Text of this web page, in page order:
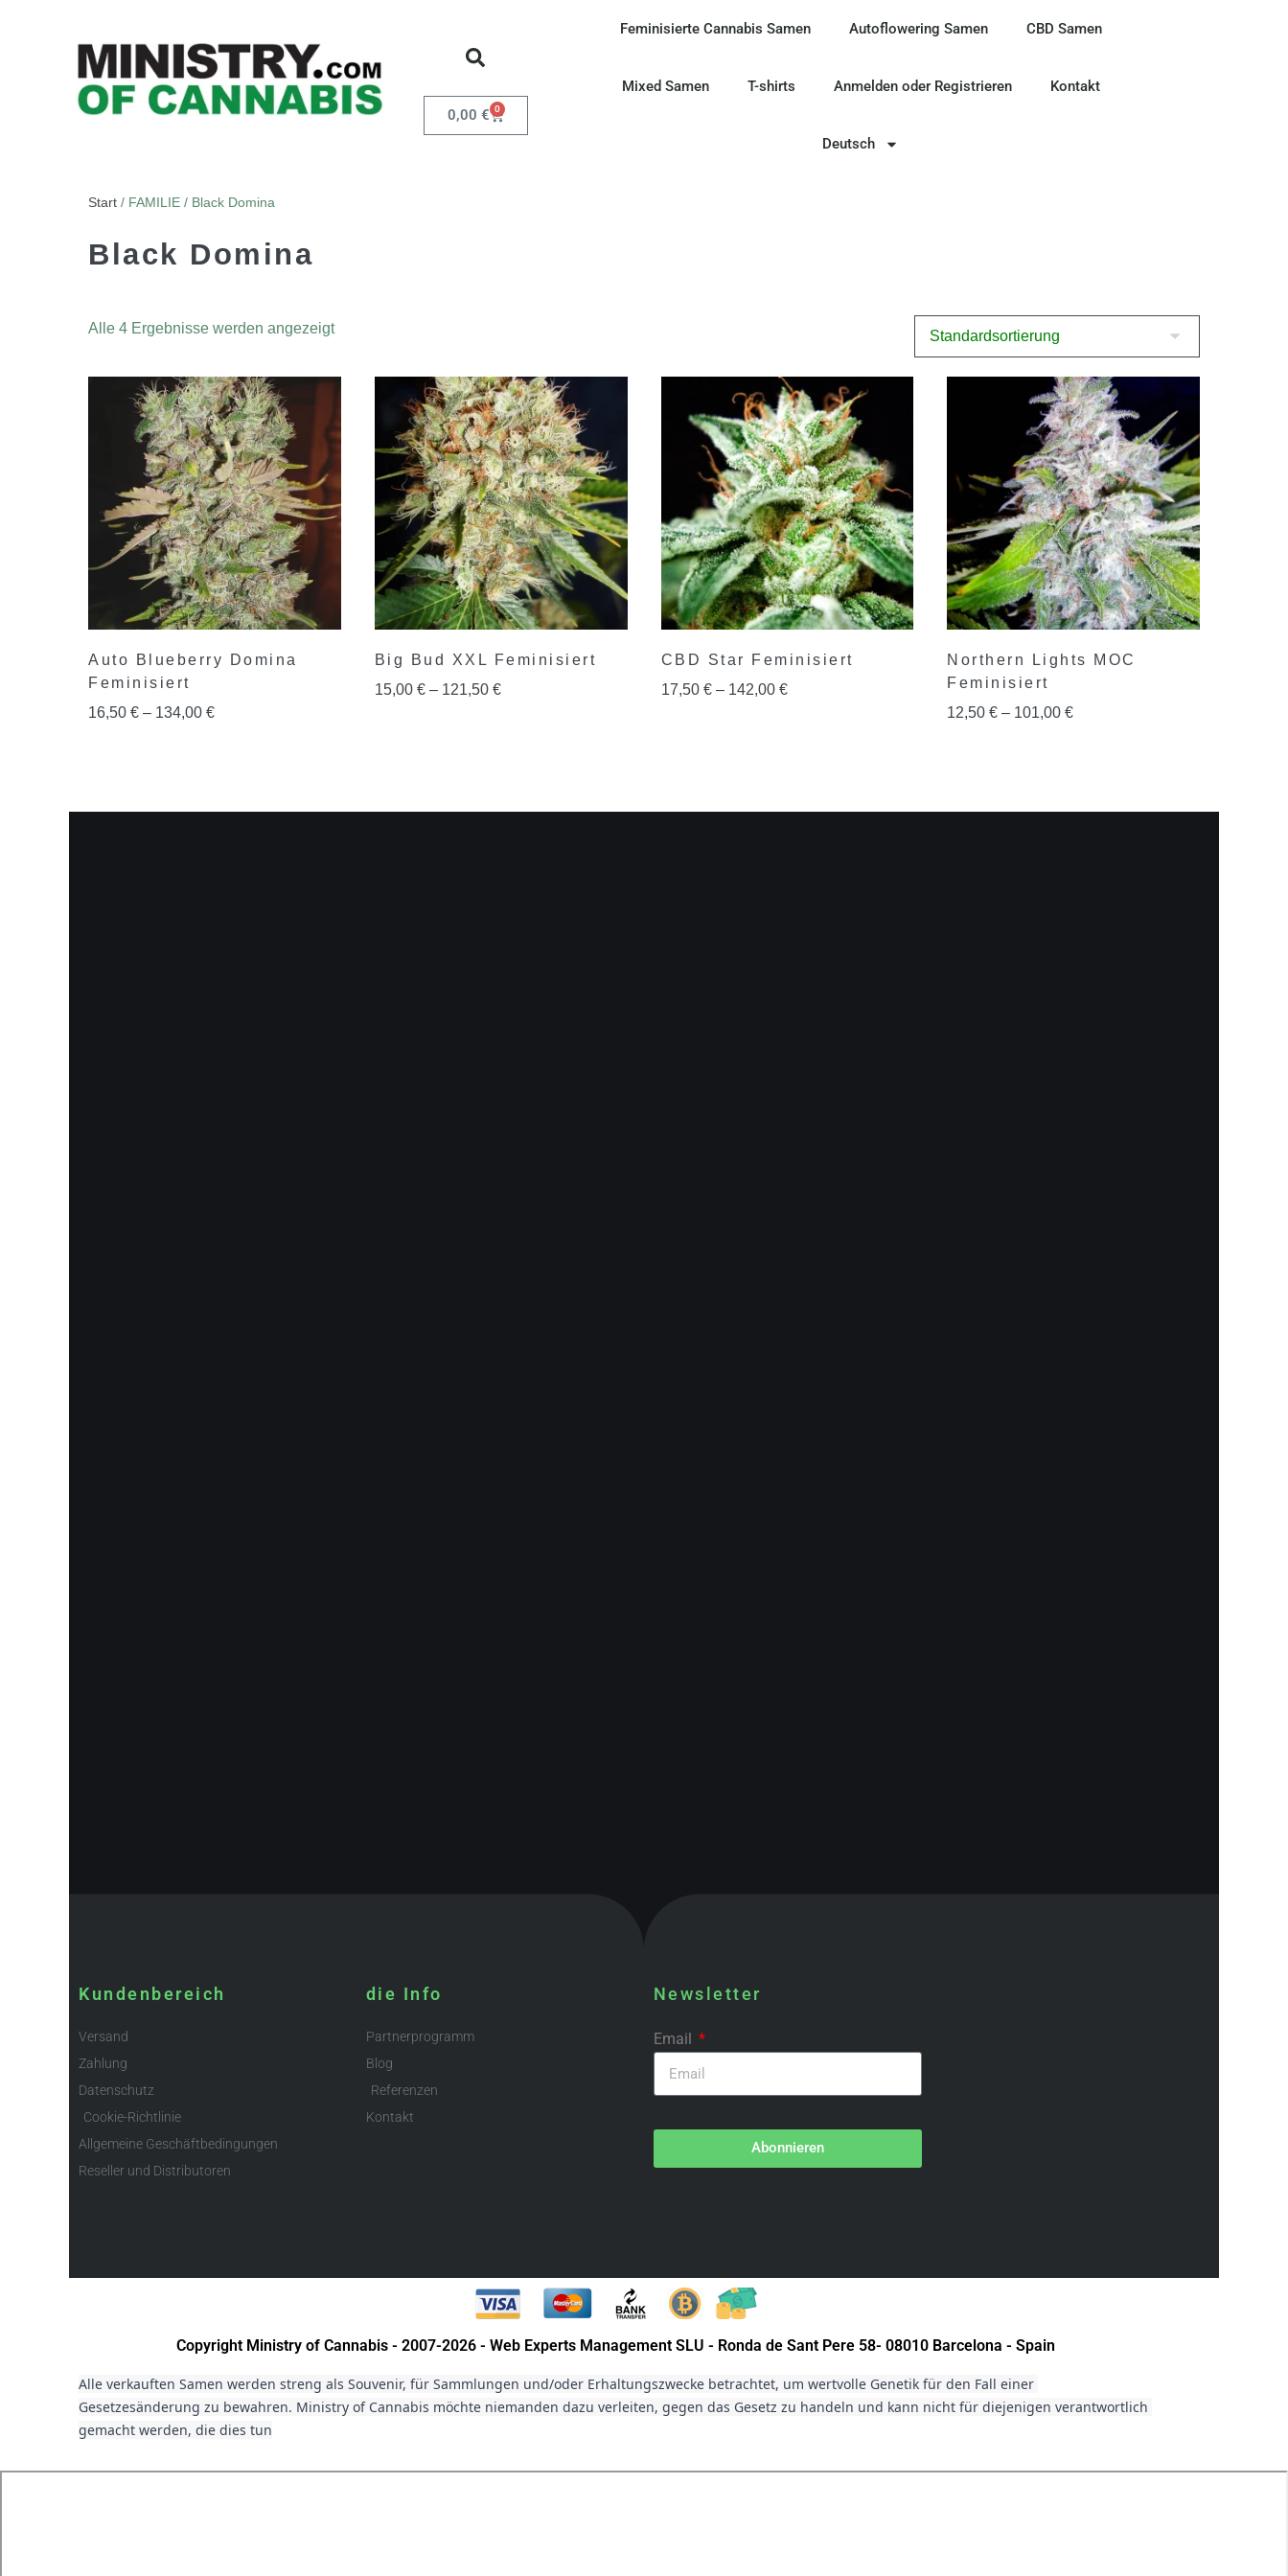
0,00 € 0
Feminisierte Cannabis Samen Autoflowering Samen CBD Samen
Mixed Samen T-shirts Anmelden oder Registrieren Kontakt
Deutsch
Start / FAMILIE / Black Domina
Black Domina
Alle 4 Ergebnisse werden angezeigt
Auto Blueberry Domina
Feminisiert
16,50 € – 134,00 €
Big Bud XXL Feminisiert
15,00 € – 121,50 €
CBD Star Feminisiert
17,50 € – 142,00 €
Northern Lights MOC
Feminisiert
12,50€ – 101,00€
Kundenbereich
Versand
Zahlung
Datenschutz
Cookie-Richtlinie
Allgemeine Geschäftbedingungen
Reseller und Distributoren
die Info
Partnerprogramm
Blog
Referenzen
Kontakt
Newsletter
Email
Abonnieren
Copyright Ministry of Cannabis - 2007-2026 - Web Experts Management SLU - Ronda de Sant Pere 58- 08010 Barcelona - Spain
Alle verkauften Samen werden streng als Souvenir, für Sammlungen und/oder Erhaltungszwecke betrachtet, um wertvolle Genetik für den Fall einer
Gesetzesänderung zu bewahren. Ministry of Cannabis möchte niemanden dazu verleiten, gegen das Gesetz zu handeln und kann nicht für diejenigen verantwortlich
gemacht werden, die dies tun